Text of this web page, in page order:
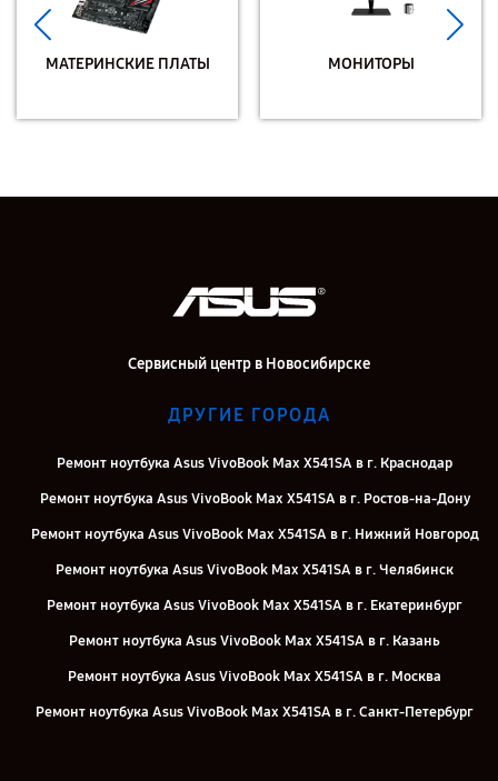
МАТЕРИНСКИЕ ПЛАТЫ МОНИТОРЫ
Сервисный центр в Новосибирске
ДРУГИЕ ГОРОДА
Ремонт ноутбука Asus VivoBook Max X541SA в г. Краснодар
Ремонт ноутбука Asus VivoBook Max X541SA в г. Ростов-на-Дону
Ремонт ноутбука Asus VivoBook Max X541SA в г. Нижний Новгород
Ремонт ноутбука Asus VivoBook Max X541SA в г. Челябинск
Ремонт ноутбука Asus VivoBook Max X541SA в г. Екатеринбург
Ремонт ноутбука Asus VivoBook Max X541SA в г. Казань
Ремонт ноутбука Asus VivoBook Max X541SA в г. Москва
Ремонт ноутбука Asus VivoBook Max X541SA в г. Санкт-Петербург